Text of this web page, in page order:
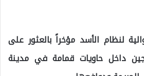
لنظام الأسد مؤخراً بالعثور على
داخل حاويات قمامة في مدينة